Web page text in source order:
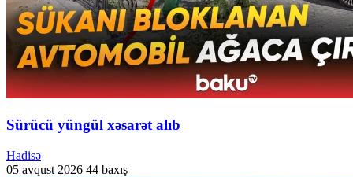
Sürücü yüngül xəsarət alıb
Hadisə
05 avqust 2026 44 baxış